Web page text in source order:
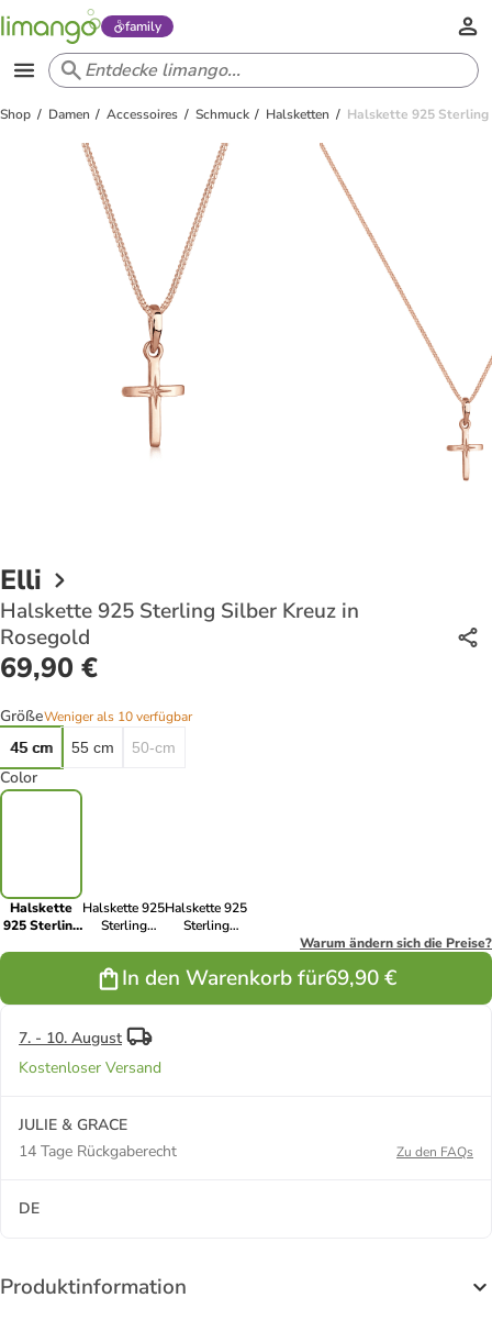
family
Shop Damen Accessoires Schmuck Halsketten Halskette 925 Sterling
Elli
Halskette 925 Sterling Silber Kreuz in
Rosegold
69,90 €
GrößeWeniger als 10 verfügbar
45 cm
55 cm 50-cm
Color
Halskette
925 Sterling
Halskette 925
Sterling
Halskette 925
Sterling
Warum ändern sich die Preise?
In den Warenkorb für69,90 €
7. - 10. August
Kostenloser Versand
JULIE & GRACE
14 Tage Rückgaberecht
Zu den FAQs
DE
Produktinformation